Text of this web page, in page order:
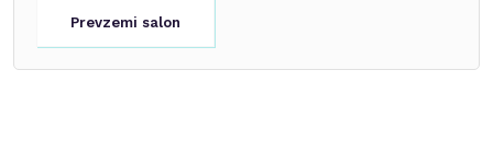
Prevzemi salon